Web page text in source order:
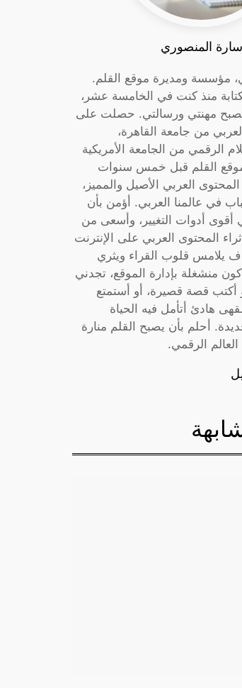
سارة المنصوري
مؤسسة ومديرة موقع القلم.
منذ كنت في الخامسة عشر،
مهنتي ورسالتي. حصلت على
من جامعة القاهرة،
الرقمي من الجامعة الأمريكية
القلم قبل خمس سنوات
العربي الأصيل والمميز،
في عالمنا العربي. أؤمن بأن
أقوى أدوات التغيير، وأسعى من
المحتوى العربي على الإنترنت
يلامس قلوب القراء ويثري
منشغلة بإدارة الموقع، تجدني
أو أكتب قصة قصيرة، أو أستمتع
هادئ أتأمل فيه الحياة
أحلم بأن يصبح القلم منارة
العالم الرقمي.